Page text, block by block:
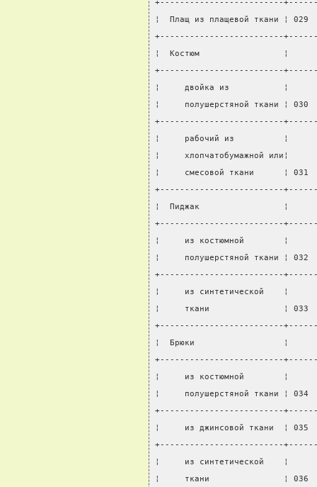
+-------------------------
¦  Плащ из плащевой
+-------------------------
¦  Костюм                 ¦
+-------------------------
¦     двойка из           ¦
¦     полушерстяной
+-------------------------
¦     рабочий из          ¦
¦     хлопчатобумажной
¦     смесовой ткани
+-------------------------
¦  Пиджак                 ¦
+-------------------------
¦     из костюмной
¦     полушерстяной
+-------------------------
¦     из синтетической
¦     ткани               ¦
+-------------------------
¦  Брюки                  ¦
+-------------------------
¦     из костюмной
¦     полушерстяной
+-------------------------
¦     из джинсовой ткани
+-------------------------
¦     из синтетической
¦     ткани               ¦